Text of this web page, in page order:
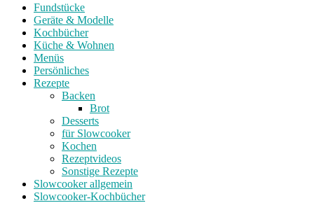
Fundstücke
Geräte & Modelle
Kochbücher
Küche & Wohnen
Menüs
Persönliches
Rezepte
Backen
Brot
Desserts
für Slowcooker
Kochen
Rezeptvideos
Sonstige Rezepte
Slowcooker allgemein
Slowcooker-Kochbücher